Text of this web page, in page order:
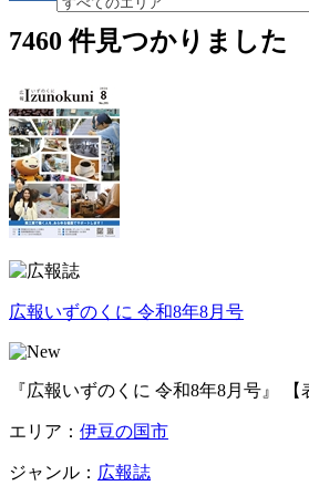
7460 件見つかりました
広報いずのくに 令和8年8月号
『広報いずのくに 令和8年8月号』
エリア： 伊豆の国市
ジャンル： 広報誌